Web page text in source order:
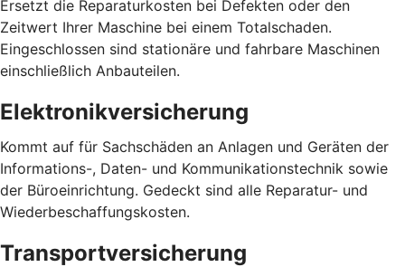
Ersetzt die Reparaturkosten bei Defekten oder den
Zeitwert Ihrer Maschine bei einem Totalschaden.
Eingeschlossen sind stationäre und fahrbare Maschinen
einschließlich Anbauteilen.
Elektronikversicherung
Kommt auf für Sachschäden an Anlagen und Geräten der
Informations-, Daten- und Kommunikationstechnik sowie
der Büroeinrichtung. Gedeckt sind alle Reparatur- und
Wiederbeschaffungskosten.
Transportversicherung